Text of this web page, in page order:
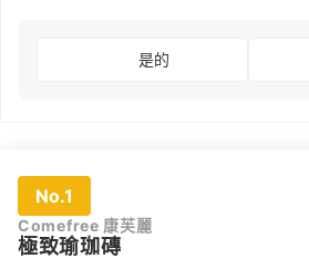
是的
No.1
Comefree 康芙麗
極致瑜珈磚